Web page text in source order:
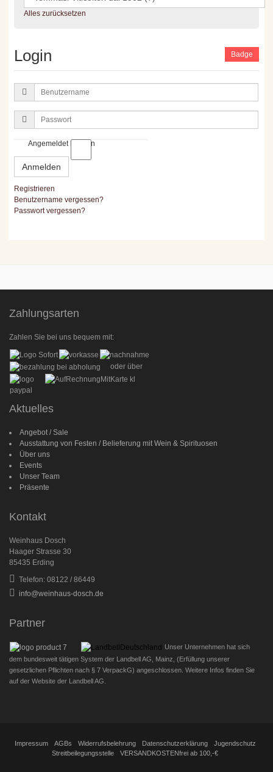
Alles zurücksetzen
Login
Benutzername
Passwort
Angemeldet bleiben
Anmelden
Registrieren
Benutzername vergessen?
Passwort vergessen?
Badge
Zahlungsarten
Zahlen Sie bei uns bequem mit:
oder über
Aktuelles
Angebot / Sale
Ausstattung von Festen / Belieferung mit Wein & Spirituosen
Über uns
Events
Unser Team
Präsente
Kontakt
Weinhaus Dosch
Haager Strasse 30
85435 Erding
Telefon: 08122 / 86449
info@weinhaus-dosch.de
Partner
Unser Unternehmen hat sich
dem bundesweit tätigen System der Landbell AG, Mainz, (Erfüllung unserer
gesetzlichen Pflichten nach § 7 VerpackG) angeschlossen. Weitere Infos finden Sie
auf der Website der Landbell AG.
Impressum AGBs Widerrufsbelehrung Datenschutzerklärung
Jugendschutz
Streitbeilegungsstelle
VERSANDKOSTENfrei ab 100,-€